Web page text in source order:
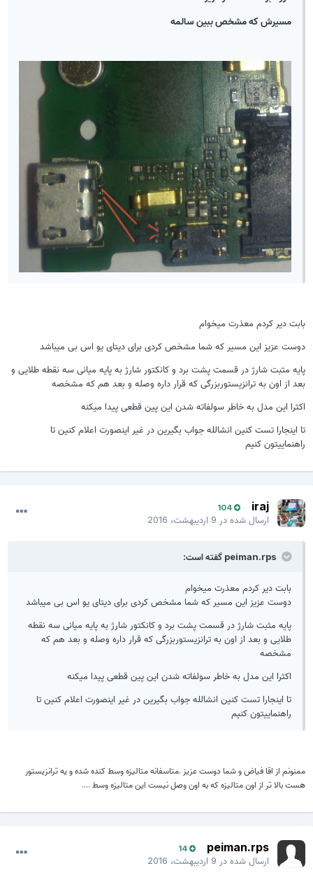
مسیرش که مشخص ببین سالمه
بابت دیر کردم معذرت میخوام
دوست عزیز این مسیر که شما مشخص کردی برای دیتای یو اس بی میباشد
پایه مثبت شارژ در قسمت پشت برد و کانکتور شارژ به پایه میانی سه نقطه طلایی و
بعد از اون به ترانزیستوربزرگی که قرار داره وصله و بعد هم که مشخصه
اکثرا این مدل به خاطر سولفاته شدن این پین قطعی پیدا میکنه
تا اینجارا تست کنین انشالله جواب بگیرین در غیر اینصورت اعلام کنین تا
راهنماییتون کنیم
iraj
104
ارسال شده در9 اردیبهشت، 2016
peiman.rps گفته است:
بابت دیر کردم معذرت میخوام
دوست عزیز این مسیر که شما مشخص کردی برای دیتای یو اس بی میباشد
پایه مثبت شارژ در قسمت پشت برد و کانکتور شارژ به پایه میانی سه نقطه
طلایی و بعد از اون به ترانزیستوربزرگی که قرار داره وصله و بعد هم که
مشخصه
اکثرا این مدل به خاطر سولفاته شدن این پین قطعی پیدا میکنه
تا اینجارا تست کنین انشالله جواب بگیرین در غیر اینصورت اعلام کنین تا
راهنماییتون کنیم
ممنونم از اقا فیاض و شما دوست عزیز .متاسفانه متالیزه وسط کنده شده و یه ترانزیستور
هست بالا تر از اون متالیزه که به اون وصل نیست این متالیزه وسط ....
peiman.rps
14
ارسال شده در9 اردیبهشت، 2016